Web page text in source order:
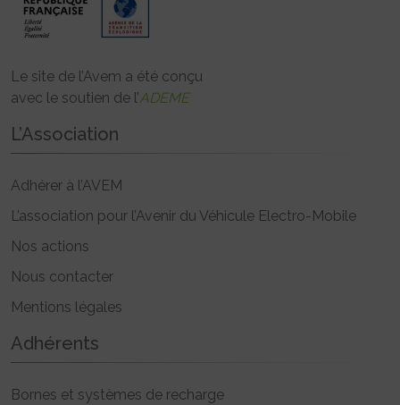
Le site de l’Avem a été conçu
avec le soutien de l’ADEME
L’Association
Adhérer à l’AVEM
L’association pour l’Avenir du Véhicule Electro-Mobile
Nos actions
Nous contacter
Mentions légales
Adhérents
Bornes et systèmes de recharge